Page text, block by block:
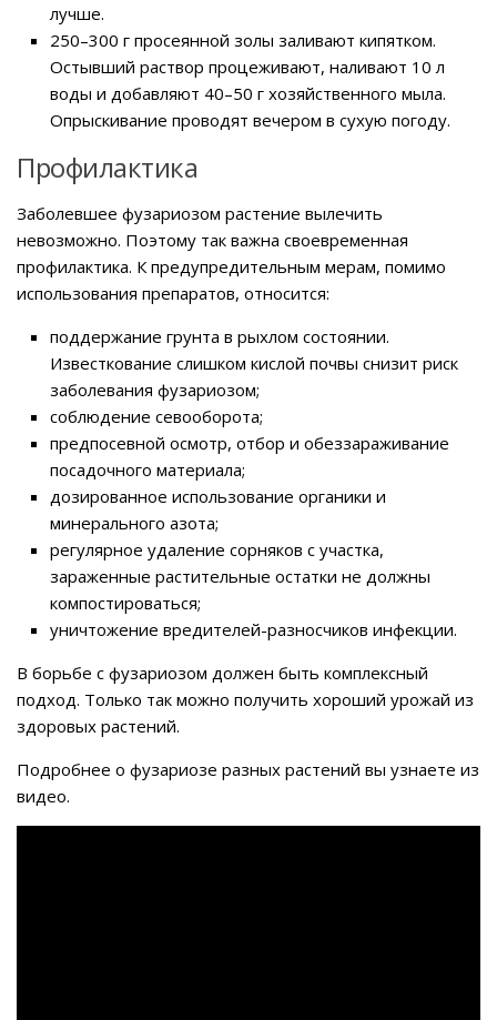
лучше.
250–300 г просеянной золы заливают кипятком.
Остывший раствор процеживают, наливают 10 л
воды и добавляют 40–50 г хозяйственного мыла.
Опрыскивание проводят вечером в сухую погоду.
Профилактика
Заболевшее фузариозом растение вылечить
невозможно. Поэтому так важна своевременная
профилактика. К предупредительным мерам, помимо
использования препаратов, относится:
поддержание грунта в рыхлом состоянии.
Известкование слишком кислой почвы снизит риск
заболевания фузариозом;
соблюдение севооборота;
предпосевной осмотр, отбор и обеззараживание
посадочного материала;
дозированное использование органики и
минерального азота;
регулярное удаление сорняков с участка,
зараженные растительные остатки не должны
компостироваться;
уничтожение вредителей-разносчиков инфекции.
В борьбе с фузариозом должен быть комплексный
подход. Только так можно получить хороший урожай из
здоровых растений.
Подробнее о фузариозе разных растений вы узнаете из
видео.